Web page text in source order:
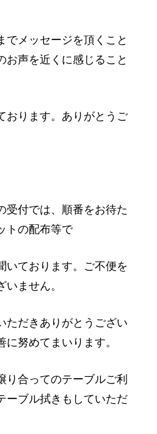
でメッセージを頂くこと
お声を近くに感じること
おります。ありがとうご
受付では、順番をお待た
トの配布等で
いております。ご不便を
ません。
ただきありがとうござい
に努めてまいります。
り合ってのテーブルご利
ーブル拭きもしていただ